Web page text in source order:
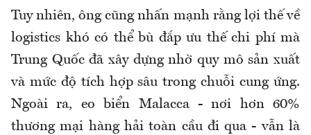
Tuy nhiên, ông cũng nhấn mạnh rằng lợi thế về
logistics khó có thể bù đắp ưu thế chi phí mà
Trung Quốc đã xây dựng nhờ quy mô sản xuất
và mức độ tích hợp sâu trong chuỗi cung ứng.
Ngoài ra, eo biển Malacca - nơi hơn 60%
thương mại hàng hải toàn cầu đi qua - vẫn là